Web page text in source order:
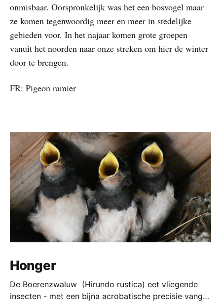
onmisbaar. Oorspronkelijk was het een bosvogel maar
ze komen tegenwoordig meer en meer in stedelijke
gebieden voor. In het najaar komen grote groepen
vanuit het noorden naar onze streken om hier de winter
door te brengen.
FR: Pigeon ramier
Honger
De Boerenzwaluw (Hirundo rustica) eet vliegende
insecten - met een bijna acrobatische precisie vangt